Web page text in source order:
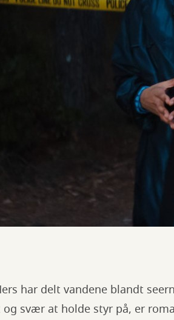
har delt vandene blandt
svær at holde styr på, er